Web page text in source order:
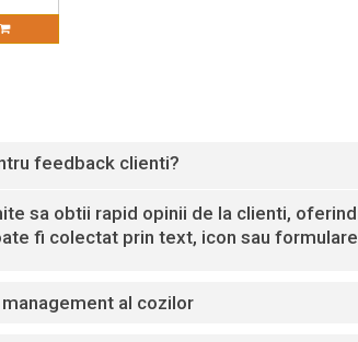
feedback clienti?
sa obtii rapid opinii de la clienti,
fi colectat prin text, icon sau
al cozilor